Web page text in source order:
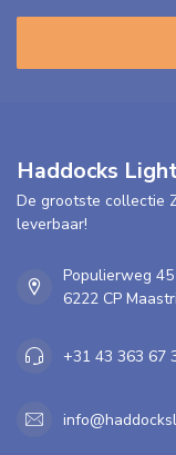
Haddocks
De grootste collectie
leverbaar!
Populierweg 45
6222 CP
+31 43 363 67